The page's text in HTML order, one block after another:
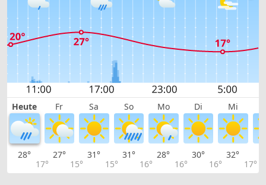
Heute Fr Sa So Mo Di Mi
28°
17°
27°
15°
31°
15°
31°
16°
28°
16°
30°
16°
32°
17°